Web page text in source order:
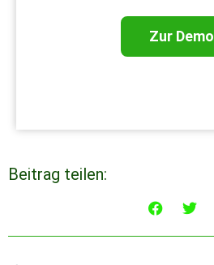
Zur Demo
Beitrag teilen: